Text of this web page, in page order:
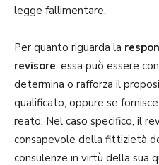
legge fallimentare.
Per quanto riguarda la
revisore, essa può essere
determina o rafforza il
qualificato, oppure se
reato. Nel caso specifico, il
consapevole della fittizietà
consulenze in virtù della sua